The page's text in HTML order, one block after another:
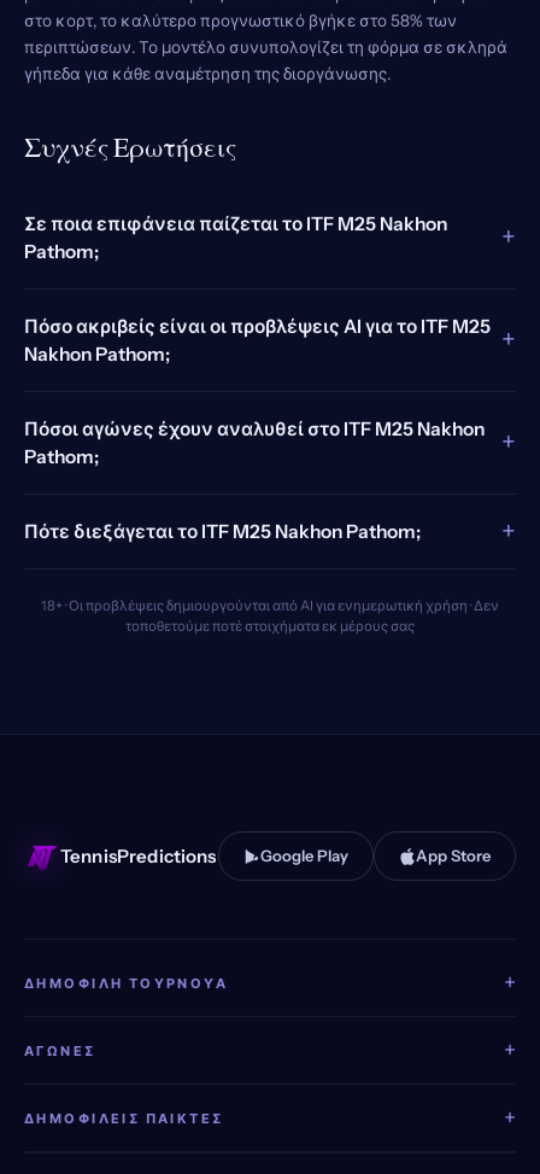
στο κορτ, το καλύτερο προγνωστικό βγήκε στο 58% των
περιπτώσεων. Το μοντέλο συνυπολογίζει τη φόρμα σε σκληρά
γήπεδα για κάθε αναμέτρηση της διοργάνωσης.
Συχνές Ερωτήσεις
Σε ποια επιφάνεια παίζεται το ITF M25 Nakhon
Pathom;
+
Πόσο ακριβείς είναι οι προβλέψεις AI για το ITF M25
Nakhon Pathom;
+
Πόσοι αγώνες έχουν αναλυθεί στο ITF M25 Nakhon
Pathom;
+
Πότε διεξάγεται το ITF M25 Nakhon Pathom; +
18+ · Οι προβλέψεις δημιουργούνται από AI για ενημερωτική χρήση · Δεν
τοποθετούμε ποτέ στοιχήματα εκ μέρους σας
TennisPredictions Google Play App Store
ΔΗΜΟΦΙΛΉ ΤΟΥΡΝΟΥΆ +
ΑΓΏΝΕΣ +
ΔΗΜΟΦΙΛΕΊΣ ΠΑΊΚΤΕΣ +